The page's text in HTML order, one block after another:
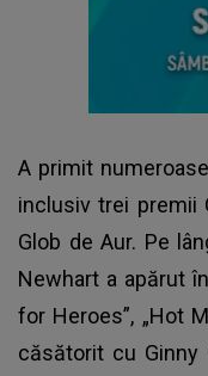
A primit
inclusiv trei premii
Glob de Aur. Pe
Newhart a apărut
for Heroes”, „Hot
căsătorit cu Ginny